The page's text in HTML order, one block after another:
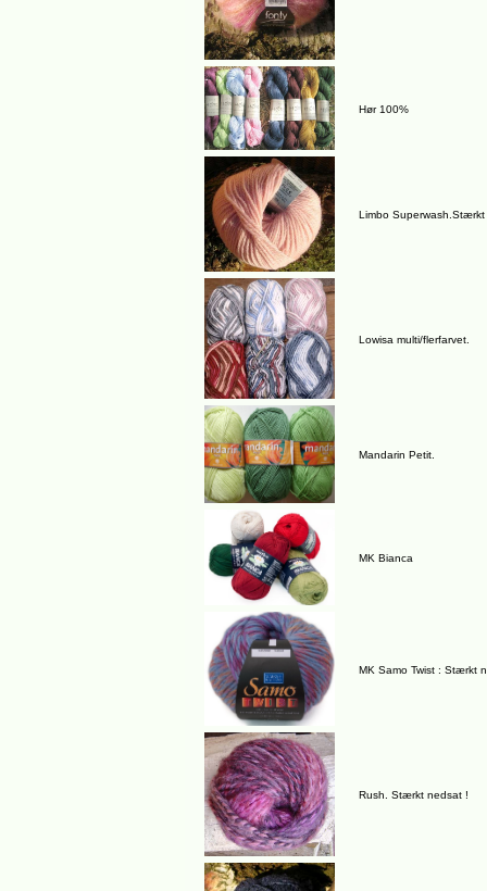
Hør 100%
Limbo
Lowisa multi/flerfarvet.
Mandarin Petit.
MK Bianca
MK Samo Twist : Stærkt
Rush. Stærkt nedsat !